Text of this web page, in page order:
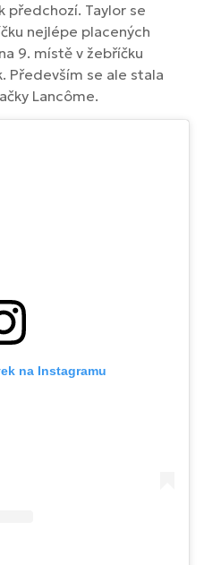
předchozí. Taylor se
nejlépe placených
9. místě v žebříčku
Především se ale stala
Lancôme.
na Instagramu